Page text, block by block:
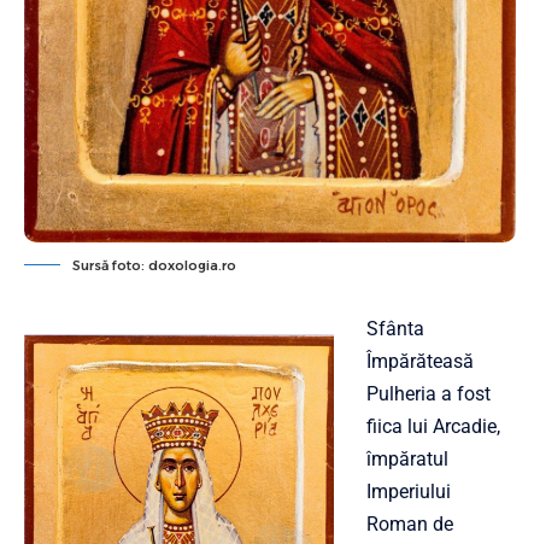
Sursă foto: doxologia.ro
Sfânta
Împărăteasă
Pulheria a fost
fiica lui Arcadie,
împăratul
Imperiului
Roman de